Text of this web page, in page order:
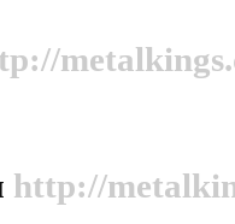
http://